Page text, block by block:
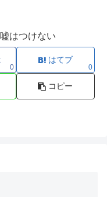
はつけない
0
はてブ
0
コピー